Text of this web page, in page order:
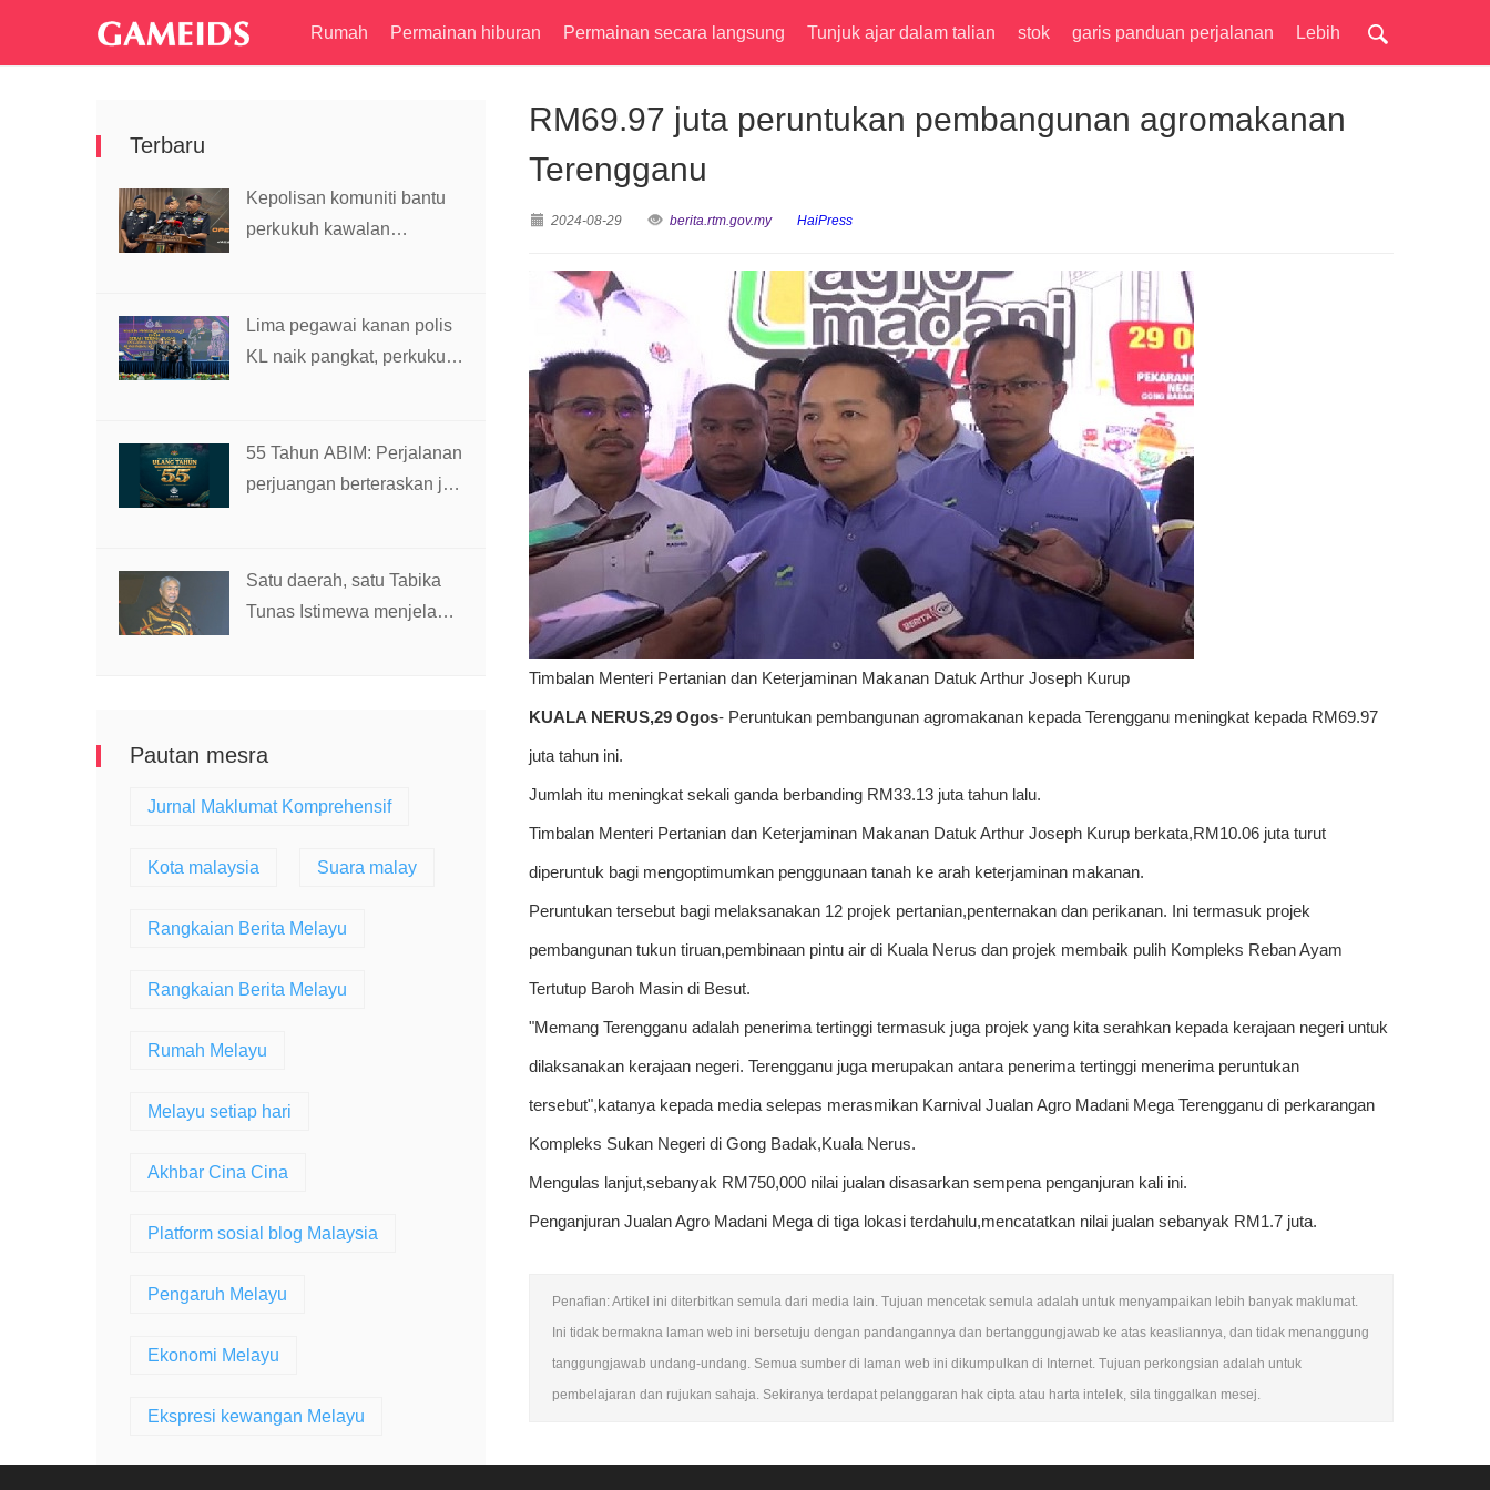
Rumah Permainan hiburan Permainan secara langsung Tunjuk ajar dalam talian stok garis panduan perjalanan Lebih
Terbaru
Kepolisan komuniti bantu
perkukuh kawalan
Lima pegawai kanan polis
KL naik pangkat, perkukuh
55 Tahun ABIM: Perjalanan
perjuangan berteraskan jati
Satu daerah, satu Tabika
Tunas Istimewa menjelang
Pautan mesra
Jurnal Maklumat Komprehensif
Kota malaysia Suara malay
Rangkaian Berita Melayu
Rangkaian Berita Melayu
Rumah Melayu
Melayu setiap hari
Akhbar Cina Cina
Platform sosial blog Malaysia
Pengaruh Melayu
Ekonomi Melayu
Ekspresi kewangan Melayu
RM69.97 juta peruntukan pembangunan agromakanan
Terengganu
2024-08-29 berita.rtm.gov.my HaiPress
Timbalan Menteri Pertanian dan Keterjaminan Makanan Datuk Arthur Joseph Kurup
KUALA NERUS,29 Ogos- Peruntukan pembangunan agromakanan kepada Terengganu meningkat kepada RM69.97
juta tahun ini.
Jumlah itu meningkat sekali ganda berbanding RM33.13 juta tahun lalu.
Timbalan Menteri Pertanian dan Keterjaminan Makanan Datuk Arthur Joseph Kurup berkata,RM10.06 juta turut
diperuntuk bagi mengoptimumkan penggunaan tanah ke arah keterjaminan makanan.
Peruntukan tersebut bagi melaksanakan 12 projek pertanian,penternakan dan perikanan. Ini termasuk projek
pembangunan tukun tiruan,pembinaan pintu air di Kuala Nerus dan projek membaik pulih Kompleks Reban Ayam
Tertutup Baroh Masin di Besut.
"Memang Terengganu adalah penerima tertinggi termasuk juga projek yang kita serahkan kepada kerajaan negeri untuk
dilaksanakan kerajaan negeri. Terengganu juga merupakan antara penerima tertinggi menerima peruntukan
tersebut",katanya kepada media selepas merasmikan Karnival Jualan Agro Madani Mega Terengganu di perkarangan
Kompleks Sukan Negeri di Gong Badak,Kuala Nerus.
Mengulas lanjut,sebanyak RM750,000 nilai jualan disasarkan sempena penganjuran kali ini.
Penganjuran Jualan Agro Madani Mega di tiga lokasi terdahulu,mencatatkan nilai jualan sebanyak RM1.7 juta.
Penafian: Artikel ini diterbitkan semula dari media lain. Tujuan mencetak semula adalah untuk menyampaikan lebih banyak maklumat.
Ini tidak bermakna laman web ini bersetuju dengan pandangannya dan bertanggungjawab ke atas keasliannya, dan tidak menanggung
tanggungjawab undang-undang. Semua sumber di laman web ini dikumpulkan di Internet. Tujuan perkongsian adalah untuk
pembelajaran dan rujukan sahaja. Sekiranya terdapat pelanggaran hak cipta atau harta intelek, sila tinggalkan mesej.